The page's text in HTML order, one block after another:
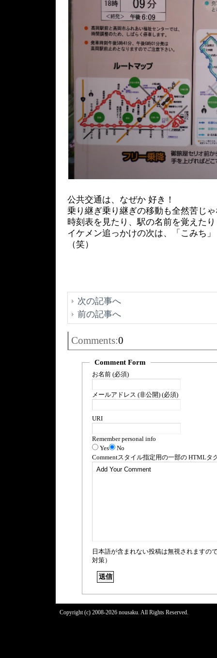
公共交通は、なぜか 好き！
乗り継ぎ乗り継ぎの移動も全然苦じ
時刻表を見たり、駅の名前を覚えた
イケメン追っかけの次は、「こみち
（笑）
次の記事へ
前の記事へ
Comments:0
Comment Form
お名前 (必須)
メールアドレス (非公開) (必須)
URI
Remember personal info
Yes
No
Commentスタイル指定用の一部の HTMLタ
日本語が含まれない投稿は無視されますの
対策）
Copyright (c) 2008-2026 nousaku. All Rights Reserved.